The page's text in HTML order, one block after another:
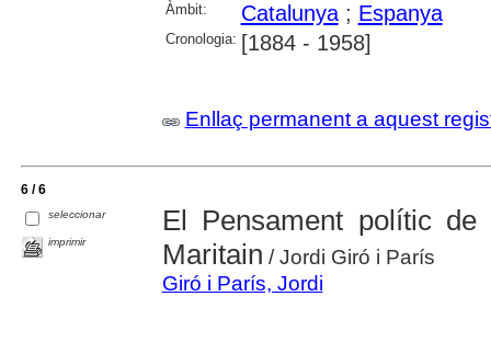
Àmbit: Catalunya; Espanya
Cronologia: [1884 - 1958]
Enllaç permanent a aquest
6 / 6
seleccionar
imprimir
El Pensament polític
Maritain / Jordi Giró i París
Giró i París, Jordi